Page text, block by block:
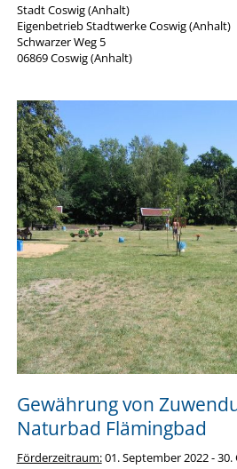
Stadt Coswig (Anhalt)
Eigenbetrieb Stadtwerke Coswig (Anhalt)
Schwarzer Weg 5
06869 Coswig (Anhalt)
Gewährung von
Naturbad Flämingbad
Förderzeitraum:01. September 2022 -